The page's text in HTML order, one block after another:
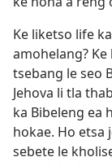
Ke liketso life
amohelang? Ke
tsebang le seo
Jehova li tla
ka Bibeleng ea
hokae. Ho etsa
sebete le